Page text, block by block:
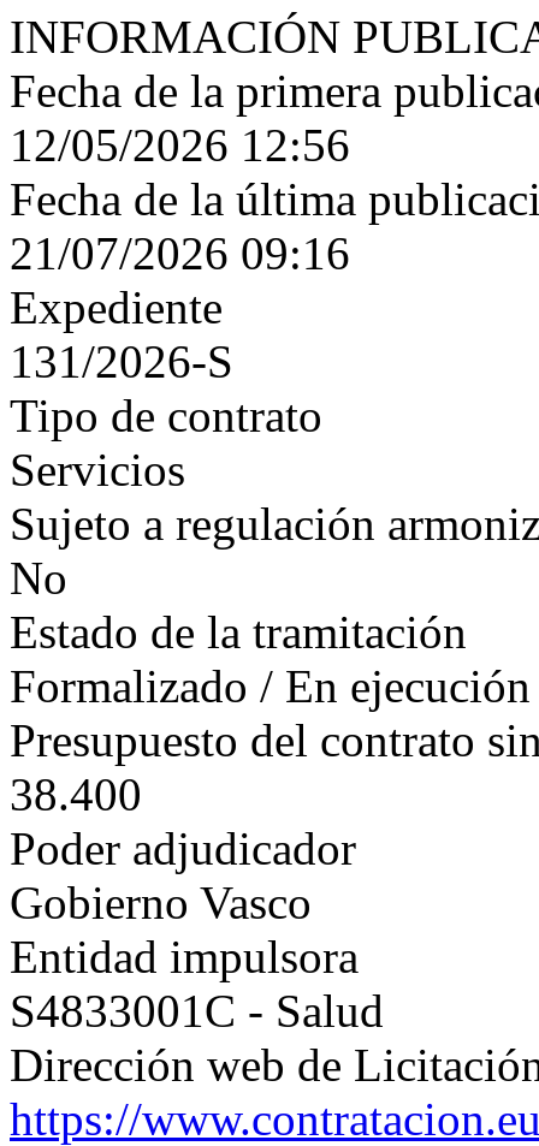
INFORMACIÓN
Fecha de la primera
12/05/2026 12:56
Fecha de la última
21/07/2026 09:16
Expediente
131/2026-S
Tipo de contrato
Servicios
Sujeto a regulación
No
Estado de la tramitación
Formalizado / En ejecución
Presupuesto del contrato
38.400
Poder adjudicador
Gobierno Vasco
Entidad impulsora
S4833001C - Salud
Dirección web de
https://